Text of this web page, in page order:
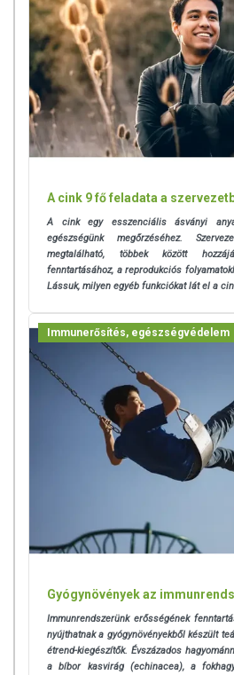
A cink 9 fő feladata a
A cink egy esszenciális ásványi
egészségünk megőrzéséhez.
megtalálható, többek között
fenntartásához, a reprodukciós
Lássuk, milyen egyéb funkciókat lát el a
Immunerősítés, egészségvédelem
Gyógynövények az
Immunrendszerünk erősségének
nyújthatnak a gyógynövényekből készült
étrend-kiegészítők. Évszázados
a bíbor kasvirág (echinacea), a